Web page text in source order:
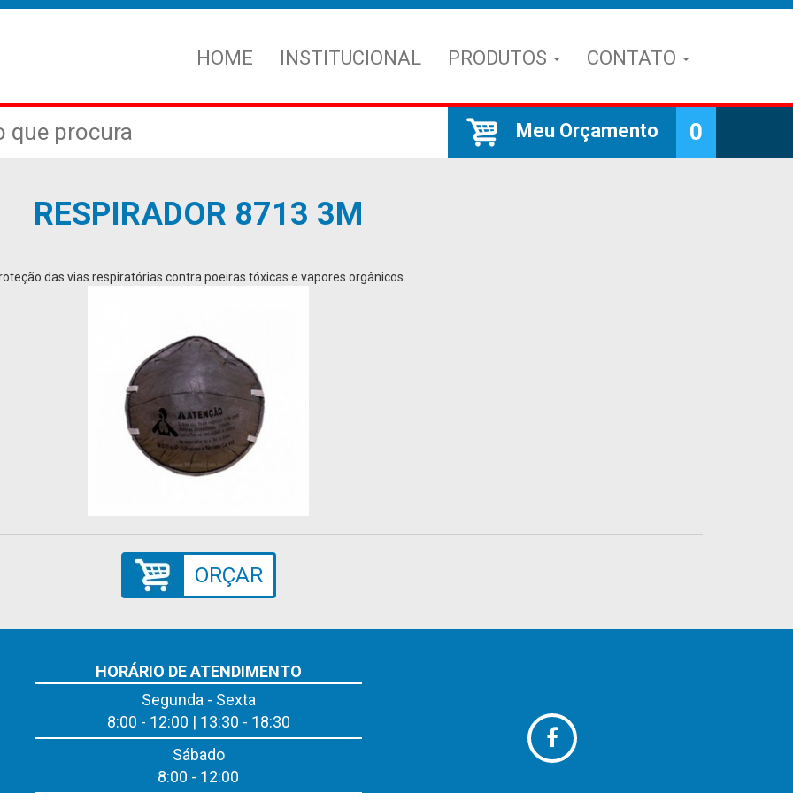
HOME INSTITUCIONAL PRODUTOS CONTATO
Meu Orçamento 0
RESPIRADOR 8713 3M
das vias respiratórias contra poeiras tóxicas e vapores orgânicos.
ORÇAR
HORÁRIO DE ATENDIMENTO
Segunda - Sexta
8:00 - 12:00 | 13:30 - 18:30
Sábado
8:00 - 12:00